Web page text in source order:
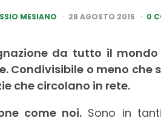
MESIANO 28 AGOSTO 2015 0
da tutto il
Condivisibile o meno che
che circolano in rete.
come noi. Sono in